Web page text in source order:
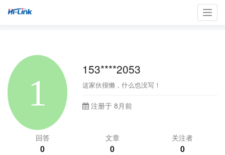
153****2053
这家伙很懒，什么也没写！
注册于 8月前
回答
0
文章
0
关注者
0